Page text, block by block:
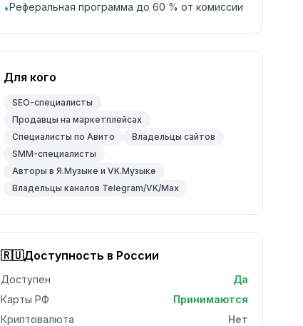
•Реферальная программа до 60 % от комиссии
Для кого
SEO-специалисты
Продавцы на маркетплейсах
Специалисты по Авито
Владельцы сайтов
SMM-специалисты
Авторы в Я.Музыке и VK.Музыке
Владельцы каналов Telegram/VK/Max
🇷🇺Доступность в России
Доступен
Да
Карты РФ
Принимаются
Криптовалюта
Нет